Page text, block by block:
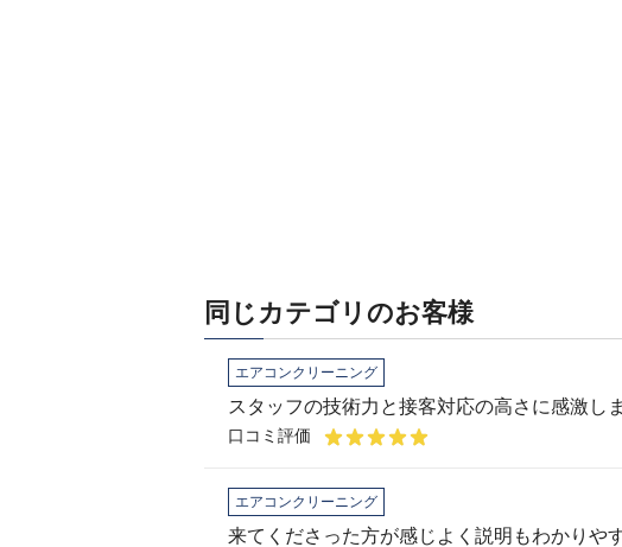
同じカテゴリのお客様
エアコンクリーニング
スタッフの技術力と接客対応の高さに感激し
口コミ評価
エアコンクリーニング